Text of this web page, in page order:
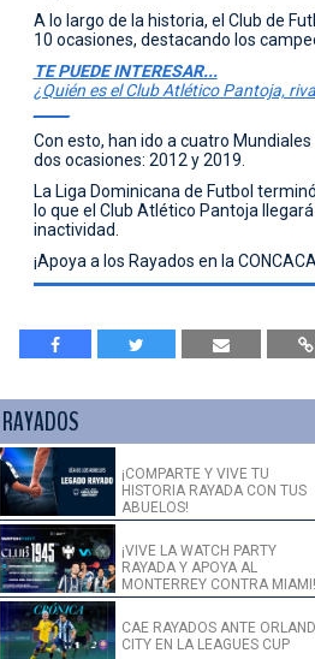
A lo largo de la historia, el Club de
10 ocasiones, destacando los
TE PUEDE INTERESAR...
¿Quién es el Club Atlético Pantoja,
Con esto, han ido a cuatro
dos ocasiones: 2012 y 2019.
La Liga Dominicana de Futbol
lo que el Club Atlético Pantoja
inactividad.
¡Apoya a los Rayados en la
RAYADOS
¡COMPARTE Y VIVE TU
HISTORIA RAYADA CON TUS
ABUELOS!
¡VIVE LA WATCH PARTY
RAYADA Y APOYA AL
MONTERREY CONTRA MIAMI!
CAE RAYADOS ANTE
CITY EN LA LEAGUES CUP